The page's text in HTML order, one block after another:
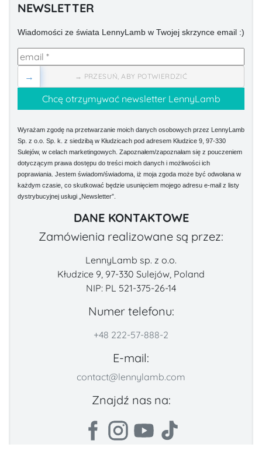
NEWSLETTER
Wiadomości ze świata LennyLamb w Twojej skrzynce email :)
→ PRZESUŃ, ABY POTWIERDZIĆ
→
Wyrażam zgodę na przetwarzanie moich danych osobowych przez LennyLamb
Sp. z o.o. Sp. k. z siedzibą w Kłudzicach pod adresem Kłudzice 9, 97-330
Sulejów, w celach marketingowych. Zapoznałem/zapoznałam się z pouczeniem
dotyczącym prawa dostępu do treści moich danych i możliwości ich
poprawiania. Jestem świadom/świadoma, iż moja zgoda może być odwołana w
każdym czasie, co skutkować będzie usunięciem mojego adresu e-mail z listy
dystrybucyjnej usługi „Newsletter”.
DANE KONTAKTOWE
Zamówienia realizowane są przez:
LennyLamb sp. z o.o.
Kłudzice 9, 97-330 Sulejów, Poland
NIP: PL 521-375-26-14
Numer telefonu:
+48 222-57-888-2
E-mail:
contact@lennylamb.com
Znajdź nas na: